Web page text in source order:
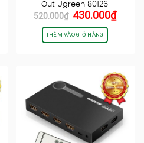
Out Ugreen 80126
520.000₫ Giá
gốc
là:
520.000₫.
430.000₫Giá
THÊM VÀO GIỎ HÀNG